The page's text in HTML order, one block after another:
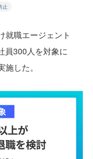
止
就職エージェント
員300人を対象に
した。